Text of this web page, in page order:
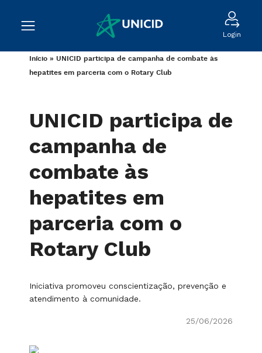
Login
Início » UNICID participa de campanha de combate às
hepatites em parceria com o Rotary Club
UNICID participa de
campanha de
combate às
hepatites em
parceria com o
Rotary Club
Iniciativa promoveu conscientização, prevenção e
atendimento à comunidade.
25/06/2026